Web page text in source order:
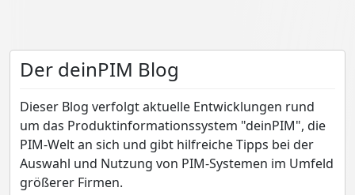
Der deinPIM Blog
Dieser Blog verfolgt aktuelle Entwicklungen rund
um das Produktinformationssystem "deinPIM", die
PIM-Welt an sich und gibt hilfreiche Tipps bei der
Auswahl und Nutzung von PIM-Systemen im Umfeld
größerer Firmen.